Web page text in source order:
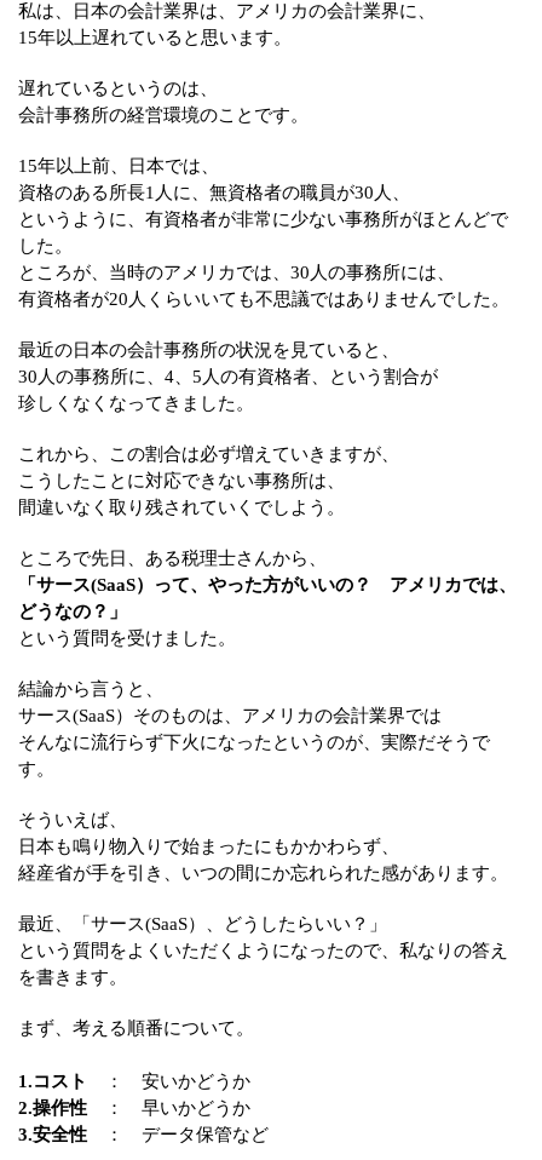
私は、日本の会計業界は、アメリカの会計業界に、
15年以上遅れていると思います。
遅れているというのは、
会計事務所の経営環境のことです。
15年以上前、日本では、
資格のある所長1人に、無資格者の職員が30人、
というように、有資格者が非常に少ない事務所がほとんどで
した。
ところが、当時のアメリカでは、30人の事務所には、
有資格者が20人くらいいても不思議ではありませんでした。
最近の日本の会計事務所の状況を見ていると、
30人の事務所に、4、5人の有資格者、という割合が
珍しくなくなってきました。
これから、この割合は必ず増えていきますが、
こうしたことに対応できない事務所は、
間違いなく取り残されていくでしよう。
ところで先日、ある税理士さんから、
「サース(SaaS）って、やった方がいいの？ アメリカでは、
どうなの？」
という質問を受けました。
結論から言うと、
サース(SaaS）そのものは、アメリカの会計業界では
そんなに流行らず下火になったというのが、実際だそうで
す。
そういえば、
日本も鳴り物入りで始まったにもかかわらず、
経産省が手を引き、いつの間にか忘れられた感があります。
最近、「サース(SaaS）、どうしたらいい？」
という質問をよくいただくようになったので、私なりの答え
を書きます。
まず、考える順番について。
1.コスト
： 安いかどうか
2.操作性 ： 早いかどうか
3.安全性 ： データ保管など